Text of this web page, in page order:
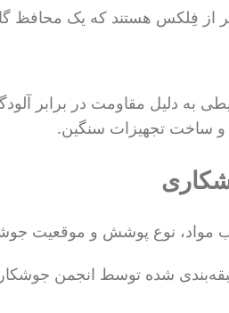
پر از فِلکس هستند که یک
به دلیل مقاومت در برابر
و ساخت تجهیزات سنگین.
مواد، نوع پوشش و موقعیت